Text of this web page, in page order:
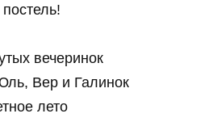
вечеринок
Вер и Галинок
лето